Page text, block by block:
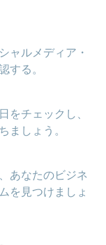
ャルメディア・
する。
をチェックし、
ましょう。
、あなたのビジネ
を見つけましょ